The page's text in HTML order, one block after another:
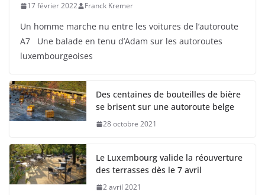
17 février 2022 Franck Kremer
Un homme marche nu entre les voitures de l’autoroute
A7 Une balade en tenu d’Adam sur les autoroutes
luxembourgeoises
Des centaines de bouteilles de bière
se brisent sur une autoroute belge
28 octobre 2021
Le Luxembourg valide la réouverture
des terrasses dès le 7 avril
2 avril 2021